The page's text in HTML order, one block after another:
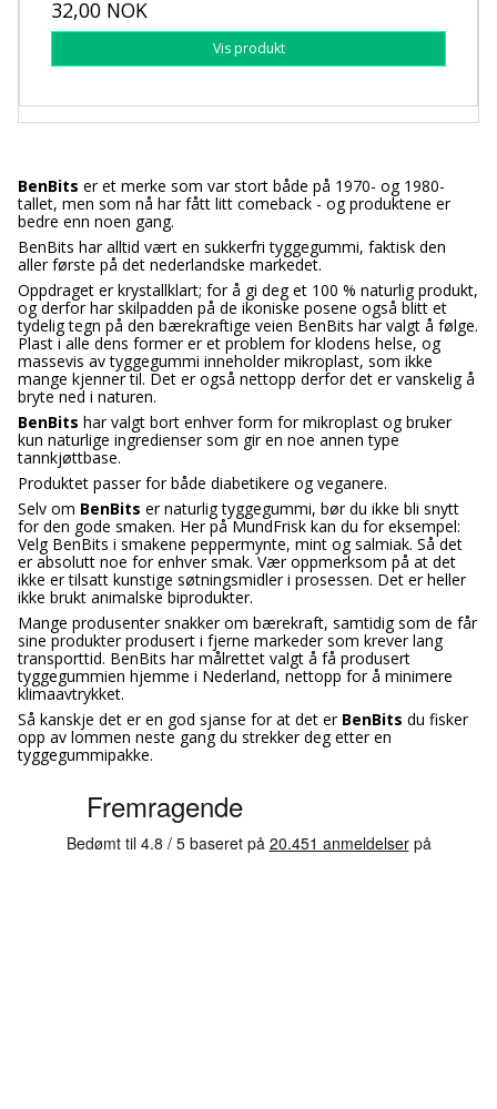
32,00 NOK
Vis produkt
BenBits er et merke som var stort både på 1970- og 1980-
tallet, men som nå har fått litt comeback - og produktene er
bedre enn noen gang.
BenBits har alltid vært en sukkerfri tyggegummi, faktisk den
aller første på det nederlandske markedet.
Oppdraget er krystallklart; for å gi deg et 100 % naturlig produkt,
og derfor har skilpadden på de ikoniske posene også blitt et
tydelig tegn på den bærekraftige veien BenBits har valgt å følge.
Plast i alle dens former er et problem for klodens helse, og
massevis av tyggegummi inneholder mikroplast, som ikke
mange kjenner til. Det er også nettopp derfor det er vanskelig å
bryte ned i naturen.
BenBits har valgt bort enhver form for mikroplast og bruker
kun naturlige ingredienser som gir en noe annen type
tannkjøttbase.
Produktet passer for både diabetikere og veganere.
Selv om BenBits er naturlig tyggegummi, bør du ikke bli snytt
for den gode smaken. Her på MundFrisk kan du for eksempel:
Velg BenBits i smakene peppermynte, mint og salmiak. Så det
er absolutt noe for enhver smak. Vær oppmerksom på at det
ikke er tilsatt kunstige søtningsmidler i prosessen. Det er heller
ikke brukt animalske biprodukter.
Mange produsenter snakker om bærekraft, samtidig som de får
sine produkter produsert i fjerne markeder som krever lang
transporttid. BenBits har målrettet valgt å få produsert
tyggegummien hjemme i Nederland, nettopp for å minimere
klimaavtrykket.
Så kanskje det er en god sjanse for at det er BenBits du fisker
opp av lommen neste gang du strekker deg etter en
tyggegummipakke.